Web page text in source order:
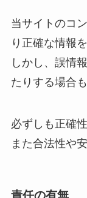
当サイトのコ
り正確な情報
しかし、誤情
たりする場合
必ずしも正確
また合法性や
責任の有無